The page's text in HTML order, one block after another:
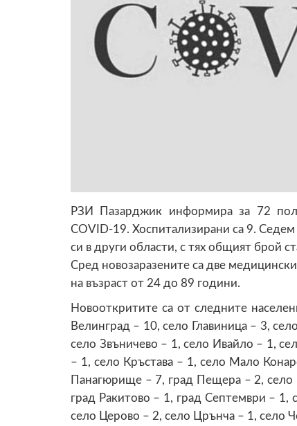
РЗИ Пазарджик информира за 72
COVID-19. Хоспитализирани са 9.
си в други области, с тях общият брой
Сред новозаразените са две
на възраст от 24 до 89 години.
Новооткритите са от следните
Велинград – 10, село Главиница – 3,
село Звъничево – 1, село Ивайло – 1,
– 1, село Кръстава – 1, село Мало
Панагюрище – 7, град Пещера – 2,
град Ракитово – 1, град Септември –
село Церово – 2, село Црънча – 1, село